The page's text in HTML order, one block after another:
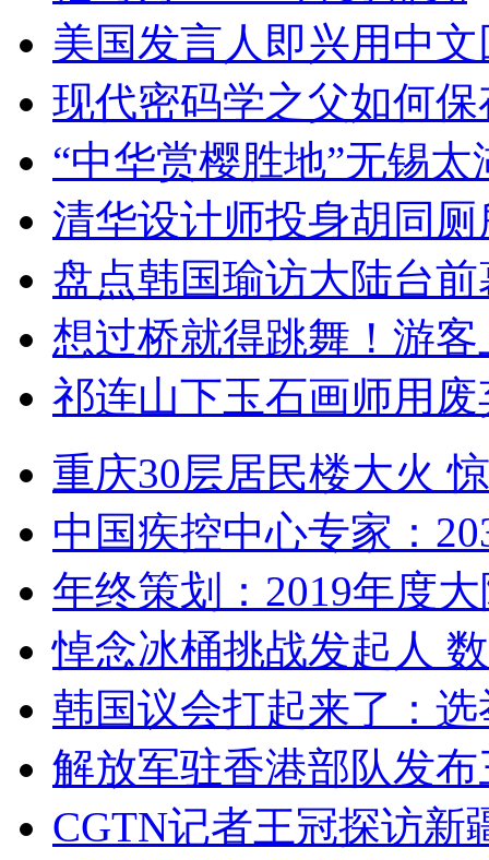
美国发言人即兴用中
现代密码学之父如何
“中华赏樱胜地”无锡
清华设计师投身胡同
盘点韩国瑜访大陆台
想过桥就得跳舞！游客
祁连山下玉石画师用
重庆30层居民楼大火
中国疾控中心专家：
年终策划：2019年度
悼念冰桶挑战发起人
韩国议会打起来了：
解放军驻香港部队发
CGTN记者王冠探访新